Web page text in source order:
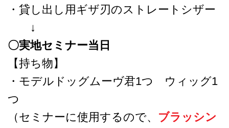
・貸し出し用ギザ刃のストレートシザー
↓
〇実地セミナー当日
【持ち物】
・モデルドッグムーヴ君1つ ウィッグ1
つ
（セミナーに使用するので、 ブラッシン